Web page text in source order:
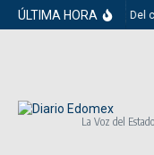
Saltar al contenido
ÚLTIMA HORA Del
La Voz del